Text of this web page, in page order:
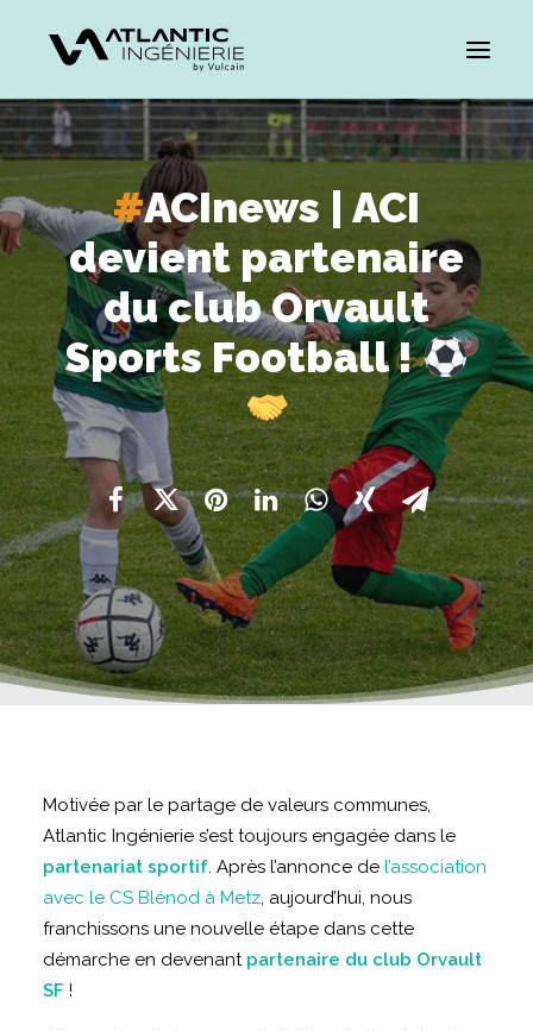
CARRIÈRES
#ACInews | ACI
devient partenaire
du club Orvault
Sports Football !
Motivée par le partage de valeurs communes,
Atlantic Ingénierie s’est toujours engagée dans le
partenariat sportif. Après l’annonce de l’association
avec le CS Blénod à Metz, aujourd’hui, nous
franchissons une nouvelle étape dans cette
démarche en devenant partenaire du club Orvault
SF !